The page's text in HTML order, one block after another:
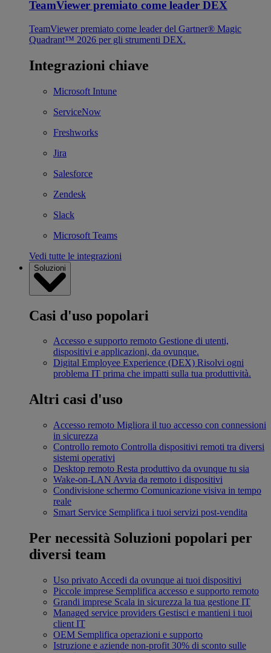
TeamViewer premiato come leader DEX
TeamViewer premiato come leader del Gartner® Magic
Quadrant™ 2026 per gli strumenti DEX.
Integrazioni chiave
Microsoft Intune
ServiceNow
Freshworks
Jira
Salesforce
Zendesk
Slack
Microsoft Teams
Vedi tutte le integrazioni
Soluzioni
Casi d'uso popolari
Accesso e supporto remoto Gestione di utenti,
dispositivi e applicazioni, da ovunque.
Digital Employee Experience (DEX) Risolvi ogni
problema IT prima che impatti sulla tua produttività.
Altri casi d'uso
Accesso remoto Migliora il tuo accesso con connessioni
in sicurezza
Controllo remoto Controlla dispositivi remoti tra diversi
sistemi operativi
Desktop remoto Resta produttivo da ovunque tu sia
Wake-on-LAN Avvia da remoto i dispositivi
Condivisione schermo Comunicazione visiva in tempo
reale
Smart Service Semplifica i tuoi servizi post-vendita
Per necessità Soluzioni popolari per
diversi team
Uso privato Accedi da ovunque ai tuoi dispositivi
Piccole imprese Semplifica accesso e supporto remoto
Grandi imprese Scala in sicurezza la tua gestione IT
Managed service providers Gestisci e mantieni i tuoi
client IT
OEM Semplifica operazioni e supporto
Istruzione e aziende non-profit 30% di sconto sulle